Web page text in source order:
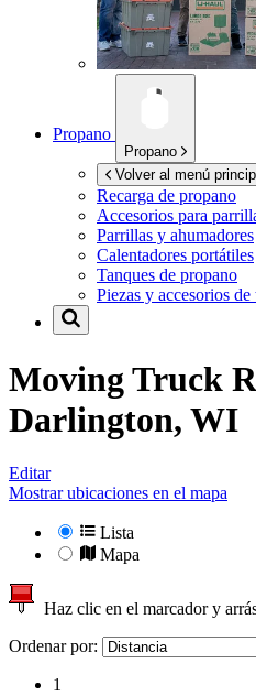
Propano
Propano
Volver al menú
Recarga de propano
Accesorios para
Parrillas y ahumadores
Calentadores portátiles
Tanques de propano
Piezas y accesorios de
Moving Truck
Darlington, WI
Editar
Mostrar ubicaciones en el mapa
Lista
Mapa
Haz clic en el marcador y
Ordenar por:
1